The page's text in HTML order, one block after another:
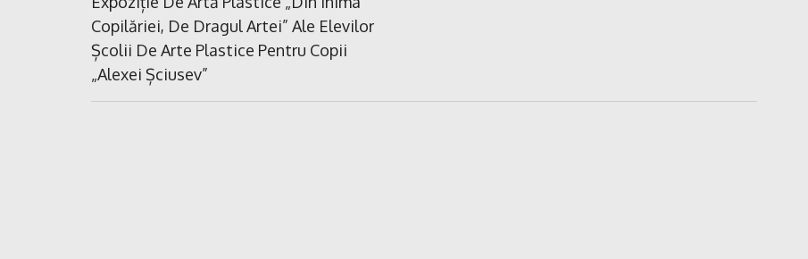
articole
Post:
Copilăriei, De Dragul Artei” Ale Elevilor
Școlii De Arte Plastice Pentru Copii
„Alexei Șciusev”